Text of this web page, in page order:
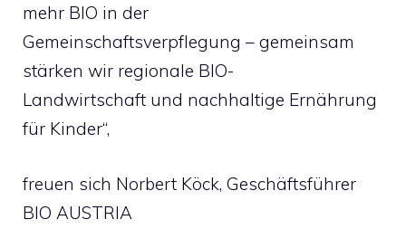
mehr BIO in der
Gemeinschaftsverpflegung – gemeinsam
stärken wir regionale BIO-
Landwirtschaft und nachhaltige Ernährung
für Kinder“,
freuen sich Norbert Köck, Geschäftsführer
BIO AUSTRIA